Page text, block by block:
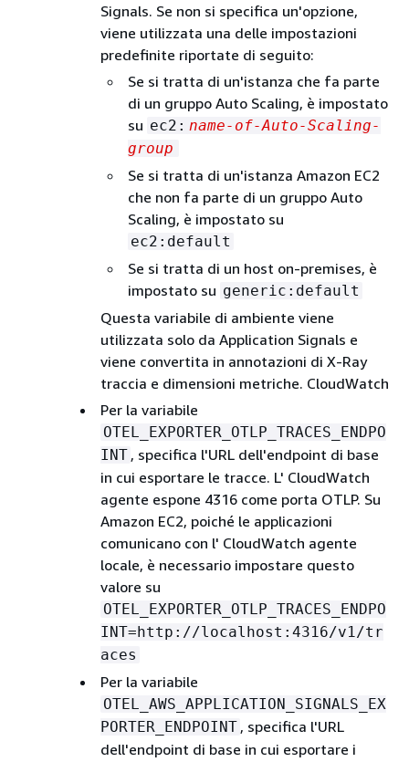
Signals. Se non si specifica un'opzione,
viene utilizzata una delle impostazioni
predefinite riportate di seguito:
Se si tratta di un'istanza che fa parte
di un gruppo Auto Scaling, è impostato
su ec2: name-of-Auto-Scaling-
group
Se si tratta di un'istanza Amazon EC2
che non fa parte di un gruppo Auto
Scaling, è impostato su
ec2:default
Se si tratta di un host on-premises, è
impostato su generic:default
Questa variabile di ambiente viene
utilizzata solo da Application Signals e
viene convertita in annotazioni di X-Ray
traccia e dimensioni metriche. CloudWatch
Per la variabile
OTEL_EXPORTER_OTLP_TRACES_ENDPO
INT , specifica l'URL dell'endpoint di base
in cui esportare le tracce. L' CloudWatch
agente espone 4316 come porta OTLP. Su
Amazon EC2, poiché le applicazioni
comunicano con l' CloudWatch agente
locale, è necessario impostare questo
valore su
OTEL_EXPORTER_OTLP_TRACES_ENDPO
INT=http://localhost:4316/v1/tr
aces
Per la variabile
OTEL_AWS_APPLICATION_SIGNALS_EX
PORTER_ENDPOINT , specifica l'URL
dell'endpoint di base in cui esportare i